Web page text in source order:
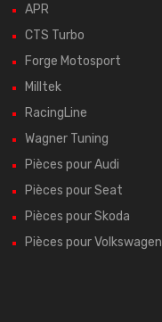
APR
CTS Turbo
Forge Motosport
Milltek
RacingLine
Wagner Tuning
Pièces pour Audi
Pièces pour Seat
Pièces pour Skoda
Pièces pour Volkswagen